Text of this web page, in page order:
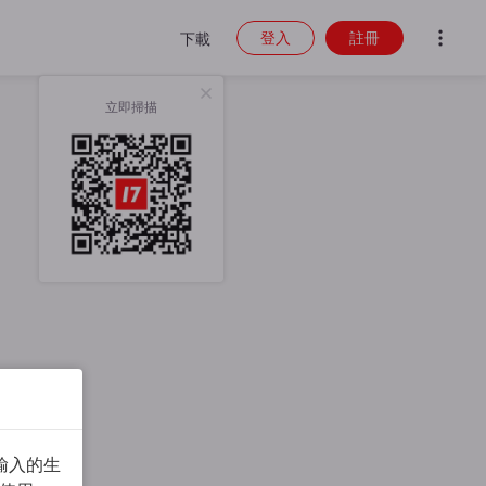
下載
立即掃描
登入 註冊
入的生